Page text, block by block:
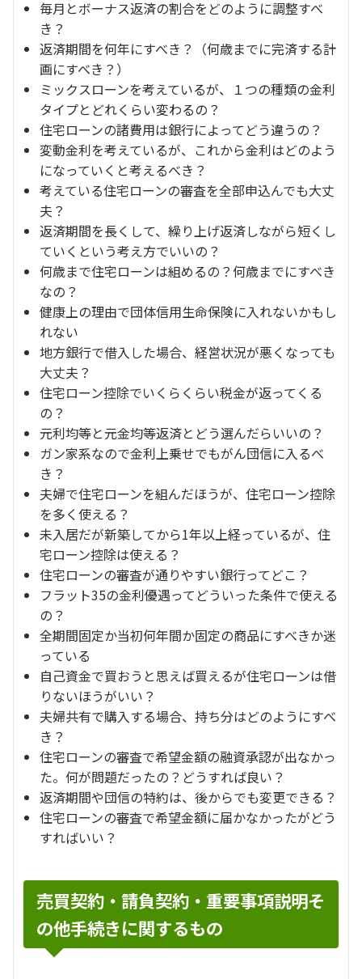
毎月とボーナス返済の割合をどのように調整すべ
き？
返済期間を何年にすべき？（何歳までに完済する計
画にすべき？）
ミックスローンを考えているが、１つの種類の金利
タイプとどれくらい変わるの？
住宅ローンの諸費用は銀行によってどう違うの？
変動金利を考えているが、これから金利はどのよう
になっていくと考えるべき？
考えている住宅ローンの審査を全部申込んでも大丈
夫？
返済期間を長くして、繰り上げ返済しながら短くし
ていくという考え方でいいの？
何歳まで住宅ローンは組めるの？何歳までにすべき
なの？
健康上の理由で団体信用生命保険に入れないかもし
れない
地方銀行で借入した場合、経営状況が悪くなっても
大丈夫？
住宅ローン控除でいくらくらい税金が返ってくる
の？
元利均等と元金均等返済とどう選んだらいいの？
ガン家系なので金利上乗せでもがん団信に入るべ
き？
夫婦で住宅ローンを組んだほうが、住宅ローン控除
を多く使える？
未入居だが新築してから1年以上経っているが、住
宅ローン控除は使える？
住宅ローンの審査が通りやすい銀行ってどこ？
フラット35の金利優遇ってどういった条件で使える
の？
全期間固定か当初何年間か固定の商品にすべきか迷
っている
自己資金で買おうと思えば買えるが住宅ローンは借
りないほうがいい？
夫婦共有で購入する場合、持ち分はどのようにすべ
き？
住宅ローンの審査で希望金額の融資承認が出なかっ
た。何が問題だったの？どうすれば良い？
返済期間や団信の特約は、後からでも変更できる？
住宅ローンの審査で希望金額に届かなかったがどう
すればいい？
売買契約・請負契約・重要事項説明そ
の他手続きに関するもの